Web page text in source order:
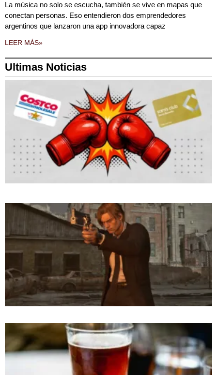
La música no solo se escucha, también se vive en mapas que
conectan personas. Eso entendieron dos emprendedores
argentinos que lanzaron una app innovadora capaz
LEER MÁS»
Ultimas Noticias